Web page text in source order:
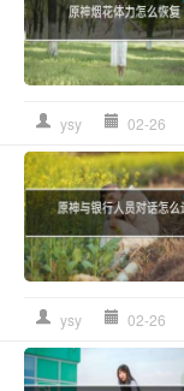
ysy 02-26
ysy 02-26